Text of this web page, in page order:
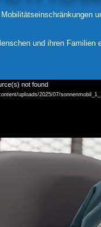
Mobilitätseinschränkungen
und ihren
not found
uploads/2025/07/